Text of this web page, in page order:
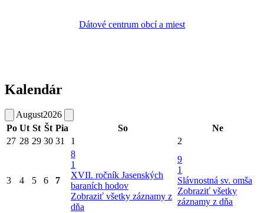
Dátové centrum obcí a miest
Kalendár
August2026
Po Ut St Št Pia So
Ne
27 28 29 30 31 1 2
3 4 5 6 7
8
1
XVII. ročník Jasenských
baraních hodov
Zobraziť všetky záznamy z
dňa
9
1
Slávnostná sv. omša
Zobraziť všetky
záznamy z dňa